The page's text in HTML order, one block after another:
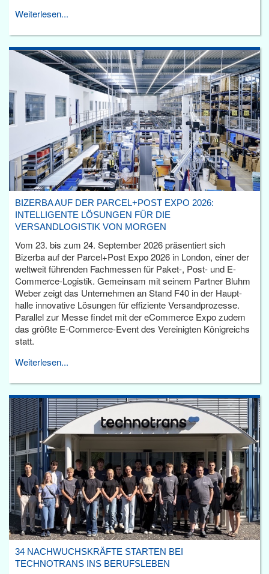
Weiterlesen...
BIZERBA AUF DER PARCEL+POST EXPO 2026:
INTELLIGENTE LÖSUNGEN FÜR DIE
VERSANDLOGISTIK VON MORGEN
Vom 23. bis zum 24. September 2026 präsentiert sich
Bizerba auf der Parcel+Post Expo 2026 in London, einer der
weltweit führenden Fachmessen für Paket-, Post- und E-
Commerce-Logistik. Gemeinsam mit seinem Partner Bluhm
Weber zeigt das Unternehmen an Stand F40 in der Haupt­
halle innovative Lösungen für effiziente Versandprozesse.
Parallel zur Messe findet mit der eCommerce Expo zudem
das größte E-Commerce-Event des Vereinigten Königreichs
statt.
Weiterlesen...
34 NACHWUCHSKRÄFTE STARTEN BEI
TECHNOTRANS INS BERUFSLEBEN